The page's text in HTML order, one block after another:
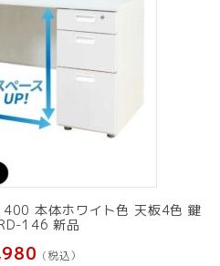
本体ホワイト色 天板4色 鍵
146 新品
(税込）